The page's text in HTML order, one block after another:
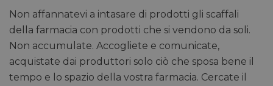
Non affannatevi a intasare di prodotti gli scaffali
della farmacia con prodotti che si vendono da soli.
Non accumulate. Accogliete e comunicate,
acquistate dai produttori solo ciò che sposa bene il
tempo e lo spazio della vostra farmacia. Cercate il